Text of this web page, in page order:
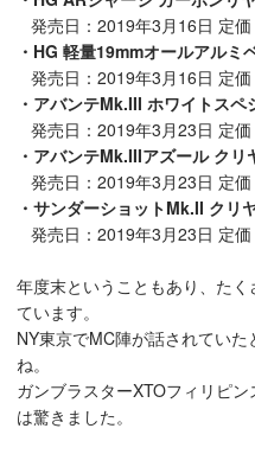
発売日：2019年3月16日 定
・HG 軽量19mmオールアルミ
発売日：2019年3月16日 定
・アバンテMk.III ホワイトスペ
発売日：2019年3月23日 定
・アバンテMk.IIIアズール クリ
発売日：2019年3月23日 定
・サンダーショットMk.II クリ
発売日：2019年3月23日 定
年度末ということもあり、た
ています。
NY東京でMC陣が話されてい
ね。
ガンブラスターXTOフィリピ
は驚きました。